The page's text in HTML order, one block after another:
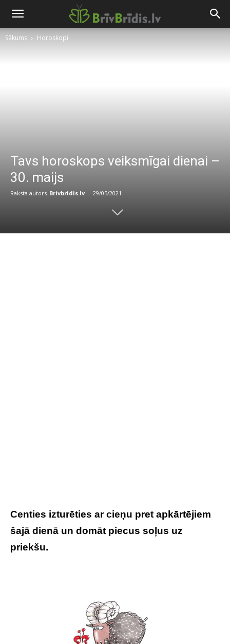
Sākums Horoskopi
Tavs horoskops veiksmīgai dienai –
30. maijs
Raksta autors Brivbridis.lv - 29/05/2021
Centies izturēties ar cieņu pret apkārtējiem
šajā dienā un domāt piecus soļus uz
priekšu.